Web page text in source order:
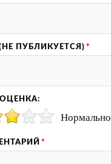
(НЕ ПУБЛИКУЕТСЯ) *
Нормально
*